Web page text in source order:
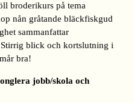
broderikurs på tema
nån gråtande bläckfiskgud
sammanfattar
blick och kortslutning i
bra!
jobb/skola och